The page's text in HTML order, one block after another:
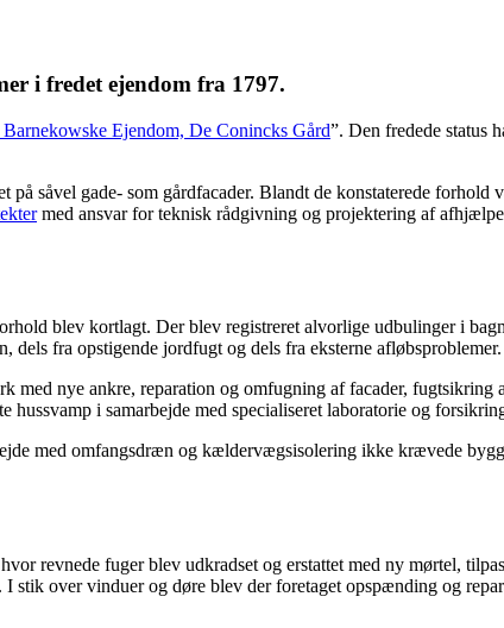
i fredet ejendom fra 1797.
Ejendom, De Conincks Gård”. Den fredede status
såvel gade- som gårdfacader. Blandt de konstaterede
med ansvar for teknisk rådgivning og projektering af
blev kortlagt. Der blev registreret alvorlige udbulinger i
fra opstigende jordfugt og dels fra eksterne afløbsproblemer.
med nye ankre, reparation og omfugning af facader,
i samarbejde med specialiseret laboratorie og
med omfangsdræn og kældervægsisolering ikke krævede
revnede fuger blev udkradset og erstattet med ny mørtel,
over vinduer og døre blev der foretaget opspænding og